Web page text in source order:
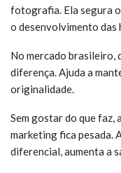
fotografia. Ela segura
o desenvolvimento das
No mercado brasileiro,
diferença. Ajuda a
originalidade.
Sem gostar do que faz,
marketing fica pesada.
diferencial, aumenta a